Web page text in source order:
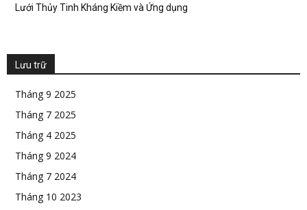
Lưới Thủy Tinh Kháng Kiềm và Ứng dụng
Lưu trữ
Tháng 9 2025
Tháng 7 2025
Tháng 4 2025
Tháng 9 2024
Tháng 7 2024
Tháng 10 2023